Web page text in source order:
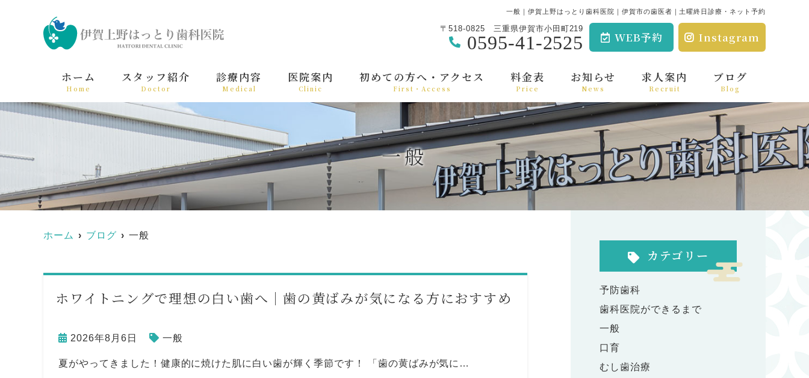
一般｜伊賀上野はっとり歯科医院｜伊賀市の歯医者｜土曜終日診療・ネット予約
〒518-0825 三重県伊賀市小田町219
0595-41-2525 WEB予約 Instagram
ホーム
Home
スタッフ紹介
Doctor
診療内容
Medical
医院案内
Clinic
初めての方へ・アクセス
First・Access
料金表
Price
お知らせ
News
求人案内
Recruit
ブログ
Blog
一般
ホーム ブログ 一般
ホワイトニングで理想の白い歯へ｜歯の黄ばみが気になる方におすすめ
2026年8月6日 一般
夏がやってきました！健康的に焼けた肌に白い歯が輝く季節です！ 「歯の黄ばみが気に…
カテゴリー
予防歯科
歯科医院ができるまで
一般
口育
むし歯治療